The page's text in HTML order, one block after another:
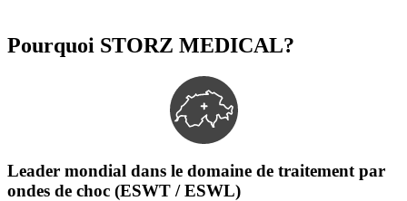
Pourquoi STORZ MEDICAL?
Leader mondial dans le domaine de traitement par
ondes de choc (ESWT / ESWL)